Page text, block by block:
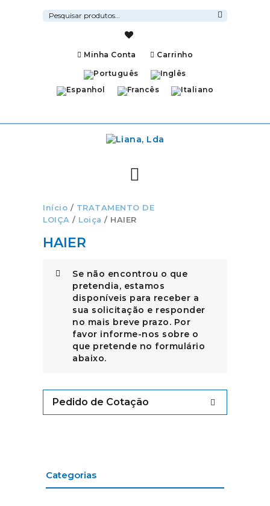
Pesquisar
por:
Minha Conta Carrinho
Início / TRATAMENTO DE
LOIÇA / Loiça / HAIER
HAIER
Se não encontrou o que
pretendia, estamos
disponíveis para receber a
sua solicitação e responder
no mais breve prazo. Por
favor informe-nos sobre o
que pretende no formulário
abaixo.
Pedido de Cotação
Categorias